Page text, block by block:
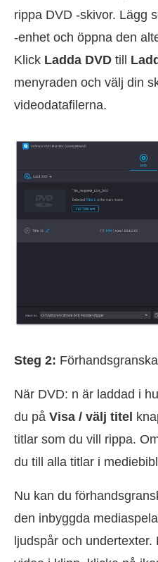
rippa DVD -skivor. Lägg
-enhet och öppna den
Klick Ladda DVD till
menyraden och välj din
videodatafilerna.
Steg 2:
När DVD: n är laddad i
du på Visa / välj titel
titlar som du vill rippa.
du till alla titlar i
Nu kan du
den inbyggda
ljudspår och